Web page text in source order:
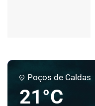
Poços de Caldas
21°C